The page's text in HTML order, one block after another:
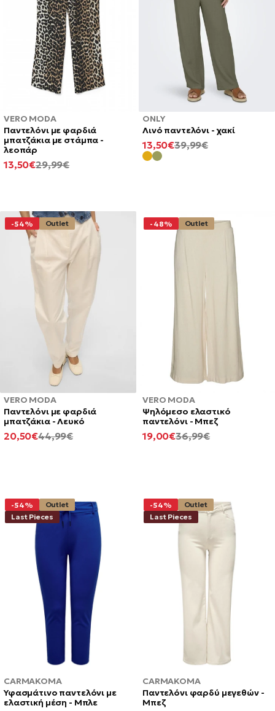
VERO MODA
Παντελόνι με φαρδιά
μπατζάκια με στάμπα -
λεοπάρ
ΚΑΝΟΝΙΚΉ
29,99€
ΕΛΆΧΙΣΤΗ
13,50€
ONLY
Λινό παντελόνι - χακί
ΚΑΝΟΝΙΚΉ
39,99€
ΕΛΆΧΙΣΤΗ
ΤΙΜΉ
13,50€
VERO MODA
Παντελόνι με φαρδιά
μπατζάκια - Λευκό
-54% Outlet
ΚΑΝΟΝΙΚΉ
44,99€
ΕΛΆΧΙΣΤΗ
20,50€
VERO MODA
Ψηλόμεσο ελαστικό
παντελόνι - Μπεζ
-48% Outlet
ΚΑΝΟΝΙΚΉ
36,99€
ΕΛΆΧΙΣΤΗ
19,00€
CARMAKOMA
Υφασμάτινο παντελόνι με
ελαστική μέση - Μπλε
-54%
Outlet
Last Pieces
CARMAKOMA
Παντελόνι φαρδύ μεγεθών -
Μπεζ
-54%
Outlet
Last Pieces